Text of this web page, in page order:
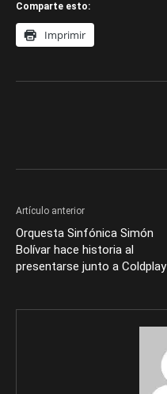
Comparte esto:
Imprimir
Artículo anterior
Orquesta Sinfónica Simón
Bolívar hace historia al
presentarse junto a Coldplay